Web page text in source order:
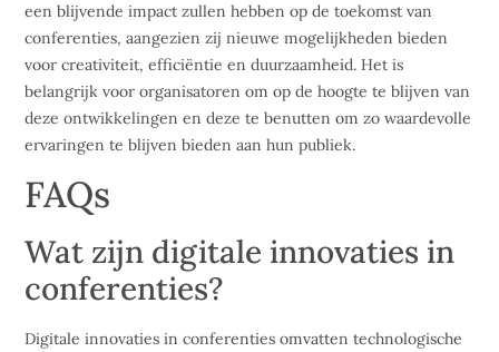
een blijvende impact zullen hebben op de toekomst van
conferenties, aangezien zij nieuwe mogelijkheden bieden
voor creativiteit, efficiëntie en duurzaamheid. Het is
belangrijk voor organisatoren om op de hoogte te blijven van
deze ontwikkelingen en deze te benutten om zo waardevolle
ervaringen te blijven bieden aan hun publiek.
FAQs
Wat zijn digitale innovaties in
conferenties?
Digitale innovaties in conferenties omvatten technologische